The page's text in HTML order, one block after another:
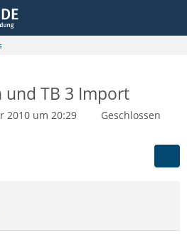
und TB 3 Import
2010 um 20:29
Geschlossen